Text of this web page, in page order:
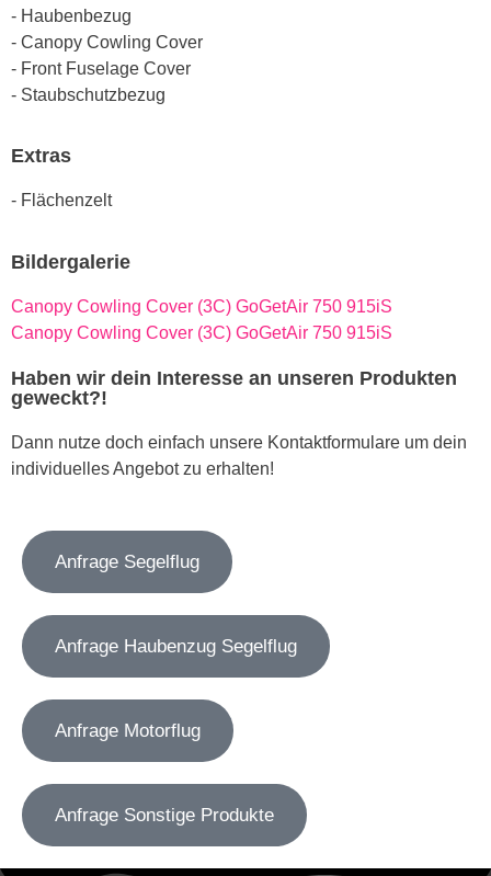
- Haubenbezug
- Canopy Cowling Cover
- Front Fuselage Cover
- Staubschutzbezug
Extras
- Flächenzelt
Bildergalerie
Canopy Cowling Cover (3C) GoGetAir 750 915iS
Canopy Cowling Cover (3C) GoGetAir 750 915iS
Haben wir dein Interesse an unseren Produkten
geweckt?!
Dann nutze doch einfach unsere Kontaktformulare um dein
individuelles Angebot zu erhalten!
Anfrage Segelflug
Anfrage Haubenzug Segelflug
Anfrage Motorflug
Anfrage Sonstige Produkte